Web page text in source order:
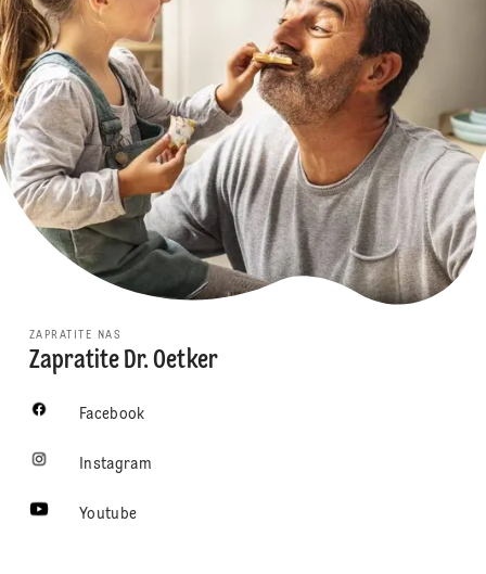
ZAPRATITE NAS
Zapratite Dr. Oetker
Facebook
Instagram
Youtube